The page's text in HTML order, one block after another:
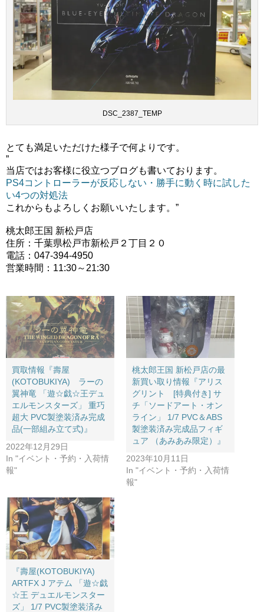
DSC_2387_TEMP
とても満足いただけた様子で何よりです。
”
当店ではお客様に役立つブログも書いております。
PS4コントローラーが反応しない・勝手に動く時に試した
い4つの対処法
これからもよろしくお願いいたします。”
桃太郎王国 新松戸店
住所：千葉県松戸市新松戸２丁目２０
電話：047-394-4950
営業時間：11:30～21:30
買取情報『壽屋
(KOTOBUKIYA) ラーの
翼神竜 ​「遊☆戯☆王デュ
エルモンスターズ」 ​重巧
超大 ​PVC製塗装済み完成
品(一部組み立て式)』
2022年12月29日
In "イベント・予約・入荷情
報"
桃太郎王国 新松戸店の最
新買い取り情報『アリス
グリント [特典付き] ​サ
チ「ソードアート・オン
ライン」 ​1/7 ​PVC＆ABS
製塗装済み完成品フィギ
ュア （あみあみ限定）』
2023年10月11日
In "イベント・予約・入荷情
報"
『壽屋(KOTOBUKIYA)
ARTFX ​J ​アテム ​「遊☆戯
☆王 ​デュエルモンスター
ズ」 ​1/7 ​PVC製塗装済み